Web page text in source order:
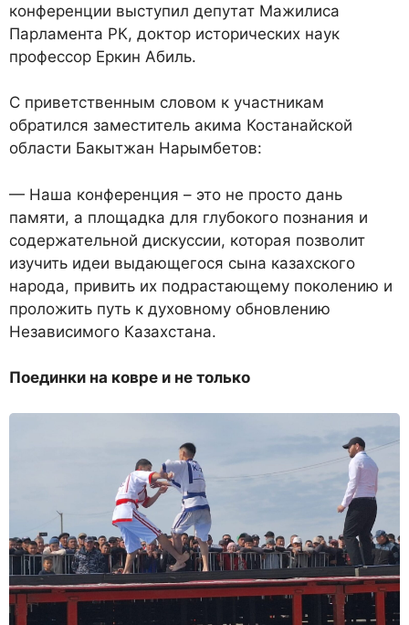
конференции выступил депутат Мажилиса
Парламента РК, доктор исторических наук
профессор Еркин Абиль.
С приветственным словом к участникам
обратился заместитель акима Костанайской
области Бакытжан Нарымбетов:
— Наша конференция – это не просто дань
памяти, а площадка для глубокого познания и
содержательной дискуссии, которая позволит
изучить идеи выдающегося сына казахского
народа, привить их подрастающему поколению и
проложить путь к духовному обновлению
Независимого Казахстана.
Поединки на ковре и не только